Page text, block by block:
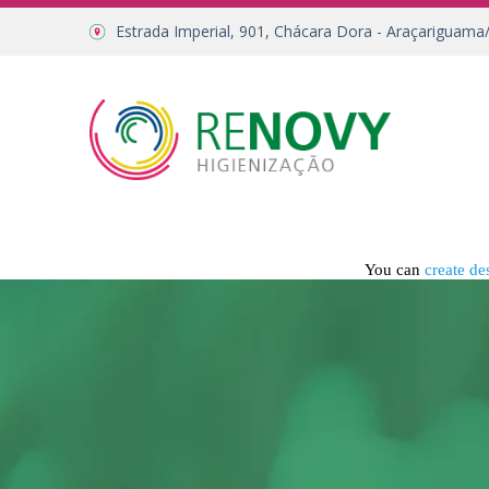
Estrada Imperial, 901, Chácara Dora -
You can create